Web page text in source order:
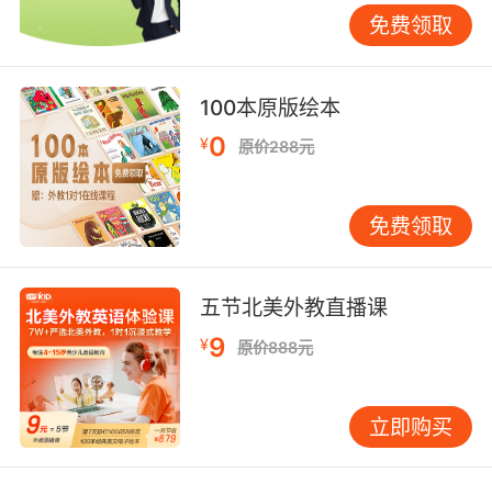
制作彩色泡泡也是一项非常适合亲子互动的活
动。家长可以与孩子一起准备材料，共同制作泡
泡液，然后一起吹出五彩斑斓的泡泡。在这个过
程中，家长可以与孩子用英语交流，询问他们的
想法和感受，鼓励他们用英语表达自己的观察和
发现。
这种亲子互动不仅能够增进家长与孩子之间的情
感联系，还能够为孩子提供一个沉浸式的英语学
习环境。研究表明，家庭是孩子学习语言的重要
场所，家长的参与和支持对孩子的语言发展有着
至关重要的影响。因此，通过制作彩色泡泡这样
的亲子活动，家长可以有效地促进孩子的英语学
习。
四、环保意识培养
免费领取
100本原版绘本
¥0 原价288元
免费领取
五节北美外教直播课
¥9 原价888元
立即购买